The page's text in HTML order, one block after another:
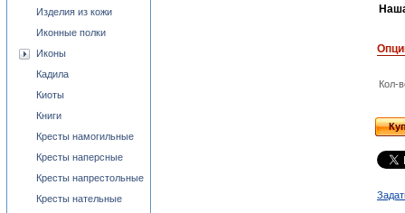
Кол-
Изделия из кожи
Иконные полки
Иконы
Кадила
Киоты
Книги
Кресты намогильные
Кресты наперсные
Кресты напрестольные
Кресты нательные